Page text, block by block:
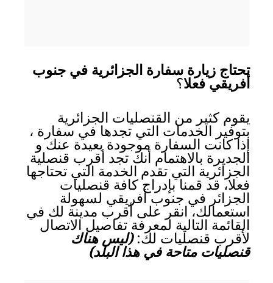
تحتاج زيارة سفارة الجزائرية في جنوب
أفريقي فعلا؟
يقوم كثير من القنصليات الجزائرية
بتوفير الخدمات التي تجدها في سفارة ،
إذا كانت السفارة موجودة بعيدة عنك و
الجديرة بالاهتمام أنك تجد أقرب قنصلية
الجزائرية التي تقدم الخدمة التي تحتاجها
فعلا، قد قمنا بإدراج كافة قنصليات
الجزائر في جنوب أفريقي لسهولة
استعمالك، انقر على أقرب مدينة لك في
القائمة التالية لمعرفة تفاصيل الاتصال
لأقرب قنصليات لك:(ليس هناك
قنصليات متاحة في هذا البلد)